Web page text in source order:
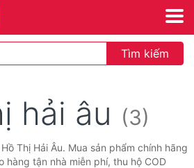
Tìm kiếm
hải âu (3)
Thị Hải Âu. Mua sản phẩm chính hãng
hàng tận nhà miễn phí, thu hộ COD